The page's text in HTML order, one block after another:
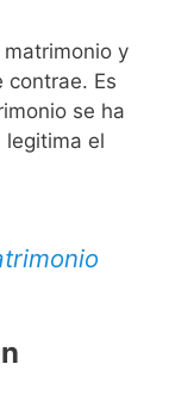
y
contrae. Es
se ha
legitima el